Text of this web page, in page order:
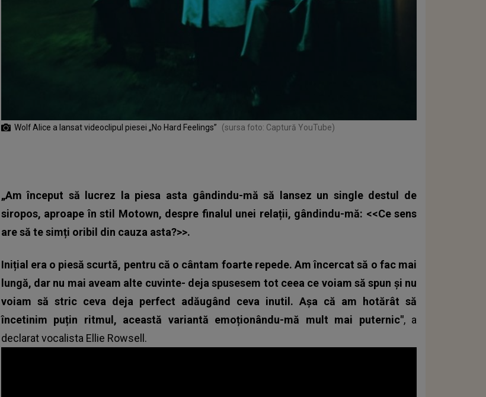
Wolf Alice a lansat videoclipul piesei „No Hard Feelings” (sursa foto: Captură YouTube)
„Am început să lucrez la piesa asta gândindu-mă să lansez un singledestul de
siropos, aproape în stil Motown, despre finalul unei relații, gândindu-mă: <<Ce sens
are să te simți oribil din cauza asta?>>.
Inițial era o piesă scurtă, pentru că o cântam foarte repede. Am încercat să o fac mai
lungă, dar nu mai aveam alte cuvinte- deja spusesem tot ceea ce voiam să spun și nu
voiam să stric ceva deja perfect adăugând ceva inutil. Așa că am hotărât să
încetinim puțin ritmul, această variantă emoționându-mă mult mai puternic", a
declarat vocalista Ellie Rowsell.